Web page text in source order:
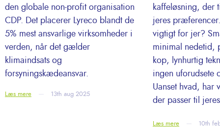
den globale non-profit organisation
CDP. Det placerer Lyreco blandt de
5% mest ansvarlige virksomheder i
verden, når det gælder
klimaindsats og
forsyningskædeansvar.
Læs mere 13th aug 2025
kaffeløsning, der
jeres
vigtigt for jer?
minimal nedetid,
kop, lynhurtig
ingen uforudsete
Uanset hvad, har
der passer til
Læs mere 10th